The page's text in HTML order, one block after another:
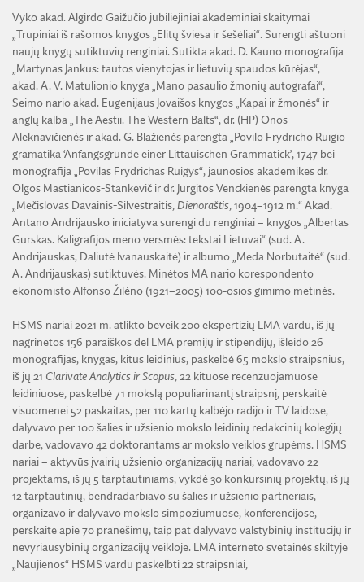
Vyko akad. Algirdo Gaižučio jubiliejiniai akademiniai skaitymai
„Trupiniai iš rašomos knygos „Elitų šviesa ir šešėliai“. Surengti aštuoni
naujų knygų sutiktuvių renginiai. Sutikta akad. D. Kauno monografija
„Martynas Jankus: tautos vienytojas ir lietuvių spaudos kūrėjas“,
akad. A. V. Matulionio knyga „Mano pasaulio žmonių autografai“,
Seimo nario akad. Eugenijaus Jovaišos knygos „Kapai ir žmonės“ ir
anglų kalba „The Aestii. The Western Balts“, dr. (HP) Onos
Aleknavičienės ir akad. G. Blažienės parengta „Povilo Frydricho Ruigio
gramatika ‘Anfangsgründe einer Littauischen Grammatick’, 1747 bei
monografija „Povilas Frydrichas Ruigys“, jaunosios akademikės dr.
Olgos Mastianicos-Stankevič ir dr. Jurgitos Venckienės parengta knyga
„Mečislovas Davainis-Silvestraitis, Dienoraštis, 1904–1912 m.“ Akad.
Antano Andrijausko iniciatyva surengi du renginiai – knygos „Albertas
Gurskas. Kaligrafijos meno versmės: tekstai Lietuvai“ (sud. A.
Andrijauskas, Daliutė Ivanauskaitė) ir albumo „Meda Norbutaitė“ (sud.
A. Andrijauskas) sutiktuvės. Minėtos MA nario korespondento
ekonomisto Alfonso Žilėno (1921–2005) 100-osios gimimo metinės.
HSMS nariai 2021 m. atlikto beveik 200 ekspertizių LMA vardu, iš jų
nagrinėtos 156 paraiškos dėl LMA premijų ir stipendijų, išleido 26
monografijas, knygas, kitus leidinius, paskelbė 65 mokslo straipsnius,
iš jų 21 Clarivate Analytics ir Scopus, 22 kituose recenzuojamuose
leidiniuose, paskelbė 71 mokslą populiarinantį straipsnį, perskaitė
visuomenei 52 paskaitas, per 110 kartų kalbėjo radijo ir TV laidose,
dalyvavo per 100 šalies ir užsienio mokslo leidinių redakcinių kolegijų
darbe, vadovavo 42 doktorantams ar mokslo veiklos grupėms. HSMS
nariai – aktyvūs įvairių užsienio organizacijų nariai, vadovavo 22
projektams, iš jų 5 tarptautiniams, vykdė 30 konkursinių projektų, iš jų
12 tarptautinių, bendradarbiavo su šalies ir užsienio partneriais,
organizavo ir dalyvavo mokslo simpoziumuose, konferencijose,
perskaitė apie 70 pranešimų, taip pat dalyvavo valstybinių institucijų ir
nevyriausybinių organizacijų veikloje. LMA interneto svetainės skiltyje
„Naujienos“ HSMS vardu paskelbti 22 straipsniai,